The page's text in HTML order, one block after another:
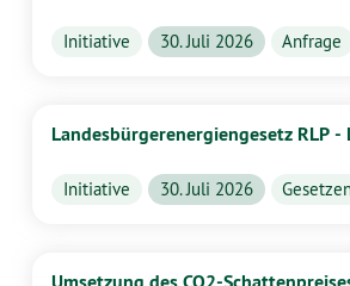
Initiative 30. Juli 2026 Anfrage
Landesbürgerenergiengesetz RLP -
Initiative 30. Juli 2026